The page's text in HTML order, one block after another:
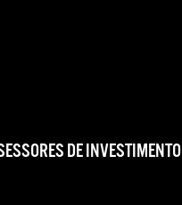
DE INVESTIMENTO